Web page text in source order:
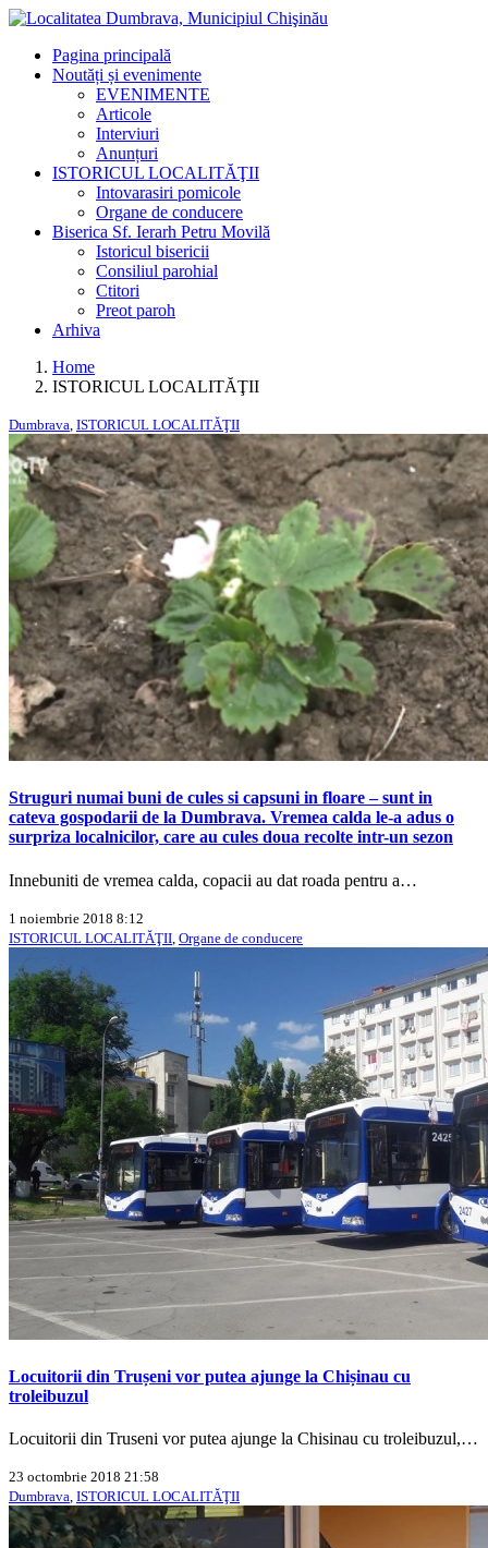
Pagina principală
Noutăți și evenimente
EVENIMENTE
Articole
Interviuri
Anunțuri
ISTORICUL LOCALITĂŢII
Intovarasiri pomicole
Organe de conducere
Biserica Sf. Ierarh Petru Movilă
Istoricul bisericii
Consiliul parohial
Ctitori
Preot paroh
Arhiva
Home
ISTORICUL LOCALITĂŢII
Dumbrava, ISTORICUL LOCALITĂŢII
Struguri numai buni de cules si capsuni in floare – sunt in
cateva gospodarii de la Dumbrava. Vremea calda le-a adus o
surpriza localnicilor, care au cules doua recolte intr-un sezon
Innebuniti de vremea calda, copacii au dat roada pentru a…
1 noiembrie 2018 8:12
ISTORICUL LOCALITĂŢII Organe de conducere
Locuitorii din Trușeni vor putea ajunge la Chișinau cu
troleibuzul
Locuitorii din Truseni vor putea ajunge la Chisinau cu troleibuzul,…
23 octombrie 2018 21:58
Dumbrava, ISTORICUL LOCALITĂŢII